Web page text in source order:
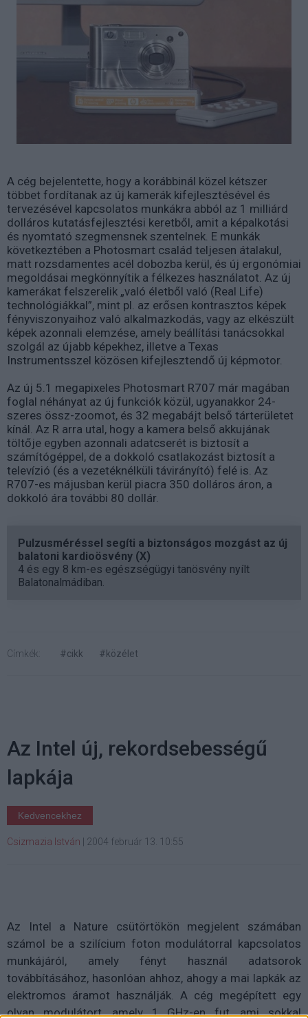
A cég bejelentette, hogy a korábbinál közel kétszer
többet fordítanak az új kamerák kifejlesztésével és
tervezésével kapcsolatos munkákra abból az 1 milliárd
dolláros kutatásfejlesztési keretből, amit a képalkotási
és nyomtató szegmensnek szentelnek. E munkák
következtében a Photosmart család teljesen átalakul,
matt rozsdamentes acél dobozba kerül, és új ergonómiai
megoldásai megkönnyítik a félkezes használatot. Az új
kamerákat felszerelik „való életből való (Real Life)
technológiákkal”, mint pl. az erősen kontrasztos képek
fényviszonyaihoz való alkalmazkodás, vagy az elkészült
képek azonnali elemzése, amely beállítási tanácsokkal
szolgál az újabb képekhez, illetve a Texas
Instrumentsszel közösen kifejlesztendő új képmotor.
Az új 5.1 megapixeles Photosmart R707 már magában
foglal néhányat az új funkciók közül, ugyanakkor 24-
szeres össz-zoomot, és 32 megabájt belső tárterületet
kínál. Az R arra utal, hogy a kamera belső akkujának
töltője egyben azonnali adatcserét is biztosít a
számítógéppel, de a dokkoló csatlakozást biztosít a
televízió (és a vezetéknélküli távirányító) felé is. Az
R707-es májusban kerül piacra 350 dolláros áron, a
dokkoló ára további 80 dollár.
Pulzusméréssel segíti a biztonságos mozgást az új
balatoni kardioösvény (X)
4 és egy 8 km-es egészségügyi tanösvény nyílt
Balatonalmádiban.
Címkék: #cikk #közélet
Az Intel új, rekordsebességű
lapkája
Kedvencekhez
Csizmazia István 2004 február 13. 10:55
Az Intel a Nature csütörtökön megjelent számában
számol be a szilícium foton modulátorral kapcsolatos
munkájáról, amely fényt használ adatsorok
továbbításához, hasonlóan ahhoz, ahogy a mai lapkák az
elektromos áramot használják. A cég megépített egy
olyan modulátort, amely 1 GHz-en fut, ami sokkal